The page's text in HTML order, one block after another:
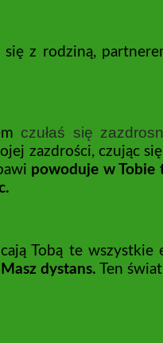
się z rodziną,
czułaś się
zazdrości, czując się
powoduje w Tobie
Tobą te
dystans. Ten